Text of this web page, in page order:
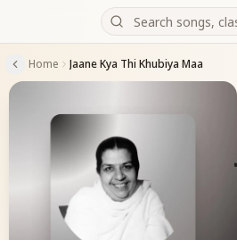
Home Jaane Kya Thi Khubiya Maa